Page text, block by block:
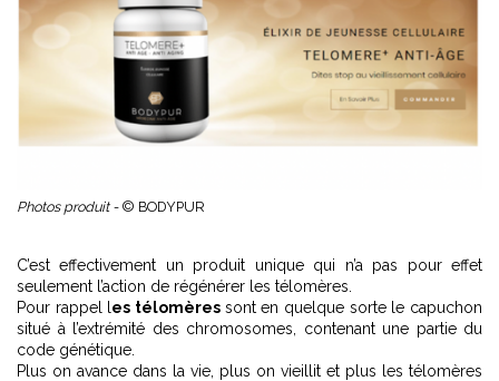
Photos produit - © BODYPUR
C’est effectivement un produit unique qui n’a pas pour effet
seulement l’action de régénérer les télomères.
Pour rappel les télomères sont en quelque sorte le capuchon
situé à l’extrémité des chromosomes, contenant une partie du
code génétique.
Plus on avance dans la vie, plus on vieillit et plus les télomères